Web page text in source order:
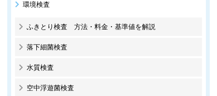
環境検査
ふきとり検査 方法・料金・基準値を解説
落下細菌検査
水質検査
空中浮遊菌検査